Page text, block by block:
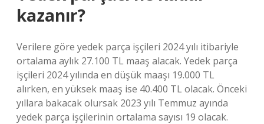
kazanır?
Verilere göre yedek parça işçileri 2024 yılı itibariyle
ortalama aylık 27.100 TL maaş alacak. Yedek parça
işçileri 2024 yılında en düşük maaşı 19.000 TL
alırken, en yüksek maaş ise 40.400 TL olacak. Önceki
yıllara bakacak olursak 2023 yılı Temmuz ayında
yedek parça işçilerinin ortalama sayısı 19 olacak.